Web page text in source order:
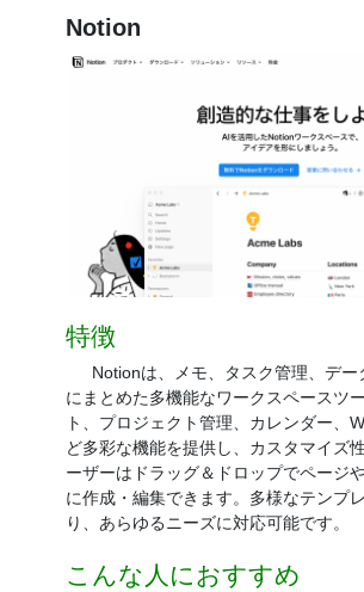
Notion
特徴
Notionは、メモ、タスク管理、デー
にまとめた多機能なワークスペースツ
ト、プロジェクト管理、カレンダー、
ど多彩な機能を提供し、カスタマイズ
ーザーはドラッグ＆ドロップでページ
に作成・編集できます。多様なテンプ
り、あらゆるニーズに対応可能です。
こんな人におすすめ